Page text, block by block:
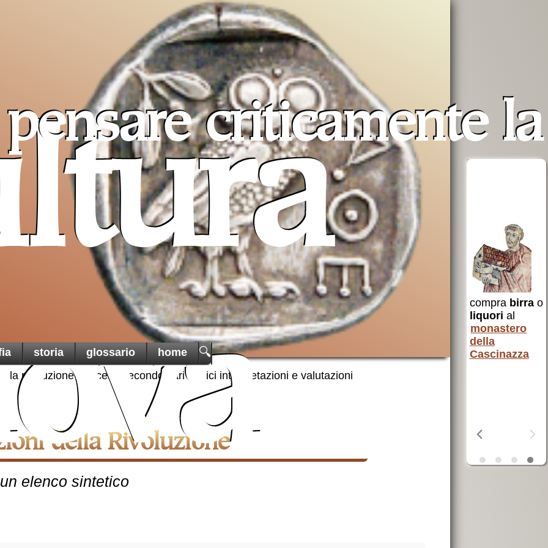
pensare criticamente
storia glossario home 🔍
2.la rivoluzione francese secondo vari storici interpretazioni e valutazioni
della Rivoluzione
un elenco sintetico
compra birrao
liquori al
monastero
della
Cascinazza
aiuta AVSI
Opera San
Francesco
per i poveri
Pro Terra
Sancta
un aiuto a
cristiani e non
di Terra Santa
una terra
martoriata